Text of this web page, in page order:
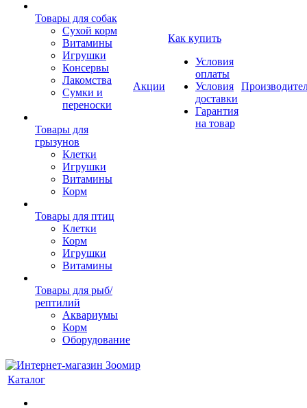
Товары для собак
Cухой корм
Витамины
Игрушки
Консервы
Лакомства
Сумки и
переноски
Товары для
грызунов
Клетки
Игрушки
Витамины
Корм
Товары для птиц
Клетки
Корм
Игрушки
Витамины
Товары для рыб/
рептилий
Аквариумы
Корм
Оборудование
Акции
Как купить
Условия
оплаты
Условия
доставки
Гарантия
на товар
Каталог